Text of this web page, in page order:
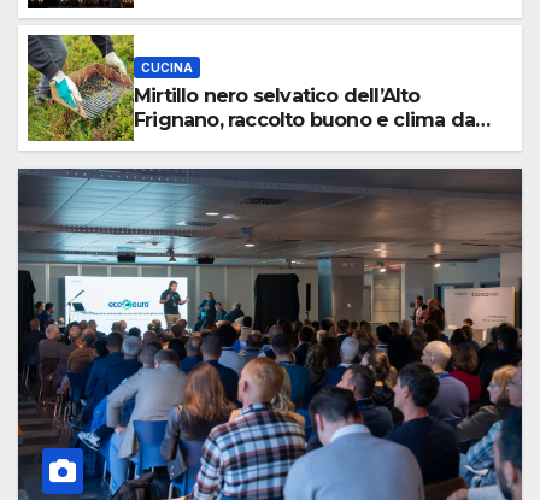
CUCINA
Mirtillo nero selvatico dell’Alto
Frignano, raccolto buono e clima da